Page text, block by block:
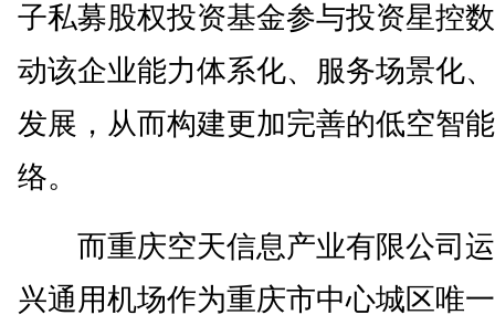
子私募股权投资基金参与投资星控
动该企业能力体系化、服务场景化
发展，从而构建更加完善的低空智
络。
而重庆空天信息产业有限公司运
兴通用机场作为重庆市中心城区唯